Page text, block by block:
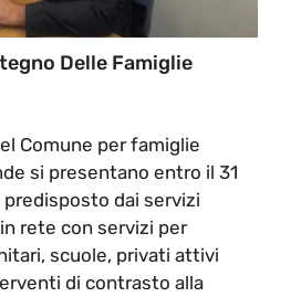
Delle Famiglie
Comune per famiglie
si presentano entro il 31
dai servizi
rete con servizi per
scuole, privati attivi
di contrasto alla